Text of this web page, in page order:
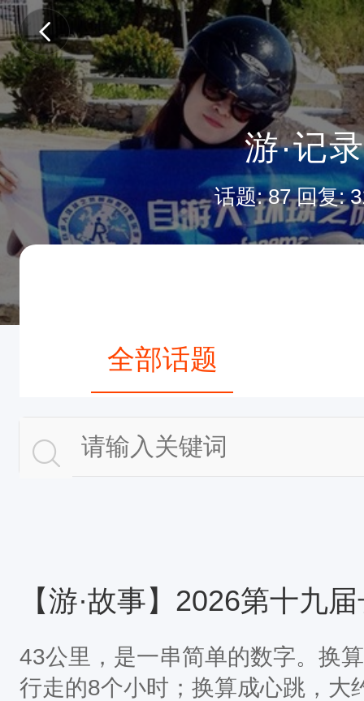
游·记录
话题: 87 回复:
全部话题
43公里，是一串简单的数字。换
行走的8个小时；换算成心跳，大